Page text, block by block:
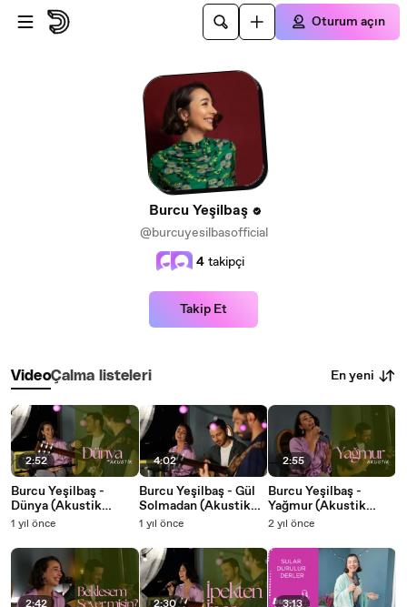
Ana içeriğe atla
Oturum açın
Burcu Yeşilbaş
@burcuyesilbasofficial
4 takipçi
Takip Et
VideoÇalma listeleri En yeni
2:52
Burcu Yeşilbaş -
Dünya (Akustik
Versiyon)
1 yıl önce
4:02
Burcu Yeşilbaş - Gül
Solmadan (Akustik
Versiyon)
1 yıl önce
2:55
Burcu Yeşilbaş -
Yağmur (Akustik
Versiyon)
2 yıl önce